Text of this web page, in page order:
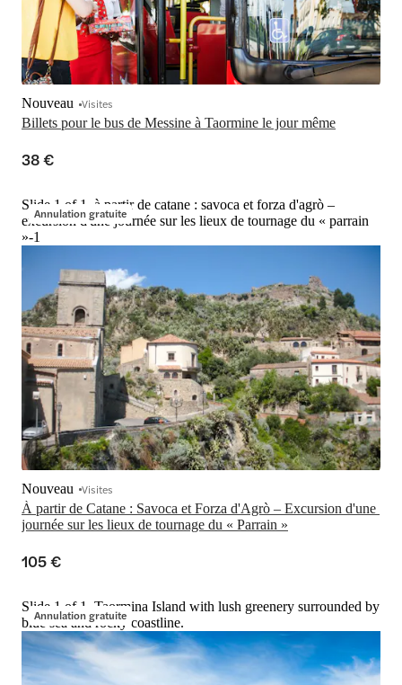
Billets pour le bus de Messine à Taormine le jour même
Nouveau Visites
38 €
Annulation gratuite
Slide 1 of 1, à partir de catane : savoca et forza d'agrò –
excursion d'une journée sur les lieux de tournage du « parrain
»-1
À partir de Catane : Savoca et Forza d'Agrò – Excursion d'une
journée sur les lieux de tournage du « Parrain »
Nouveau Visites
105 €
Annulation gratuite
Slide 1 of 1, Taormina Island with lush greenery surrounded by
blue sea and rocky coastline.